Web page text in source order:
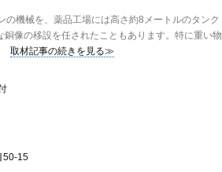
機械を、薬品工場には高さ約8メートルのタンク
像の移設を任されたこともあります。特に重い物
取材記事の続きを見る≫
50-15